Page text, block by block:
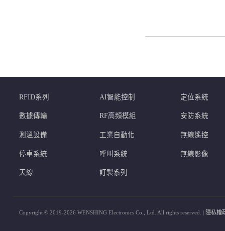
RFID系列 AI智能控制 定位系統
數據傳輸 RF高頻模組 安防系統
測溫設備 工業自動化 無線遙控
停車系統 呼叫系統 無線影像
天線 訂製系列
Copyright © 2019-2026 WENSHING Electronics Co., Ltd. All rights reserved. | 隱私權